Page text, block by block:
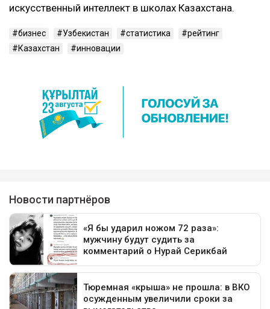
искусственный интеллект в школах Казахстана.
бизнес Узбекистан статистика
рейтинг
Казахстан
инновации